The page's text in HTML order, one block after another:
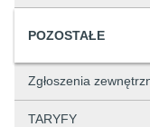
POZOSTAŁE
Zgłoszenia
TARYFY